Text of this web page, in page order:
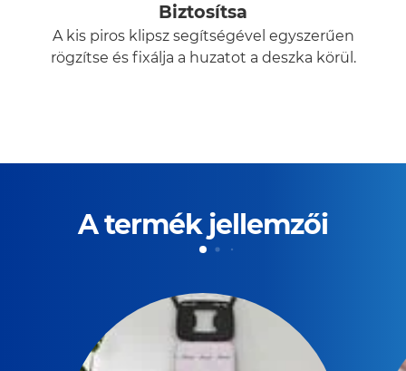
Biztosítsa
A kis piros klipsz segítségével egyszerűen
rögzítse és fixálja a huzatot a deszka körül.
A termék jellemzői